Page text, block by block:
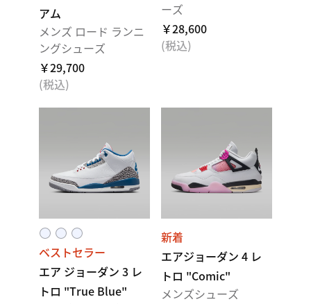
アム
メンズ ロード ランニ
ングシューズ
￥29,700
(税込)
ーズ
￥28,600
(税込)
ベストセラー
エア ジョーダン 3 レ
トロ "True Blue"
新着
エアジョーダン 4 レ
トロ "Comic"
メンズシューズ